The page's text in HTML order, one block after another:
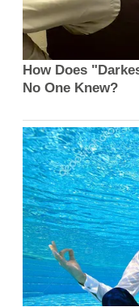
How Does
No One Knew?